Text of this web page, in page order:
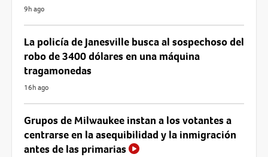
9h ago
La policía de Janesville busca al sospechoso del
robo de 3400 dólares en una máquina
tragamonedas
16h ago
Grupos de Milwaukee instan a los votantes a
centrarse en la asequibilidad y la inmigración
antes de las primarias